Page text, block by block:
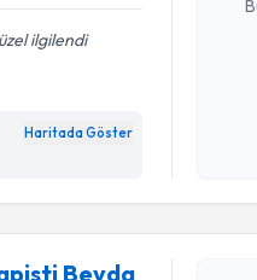
ilgilendi
Haritada Göster
Beyda
Dil ve
takvimi